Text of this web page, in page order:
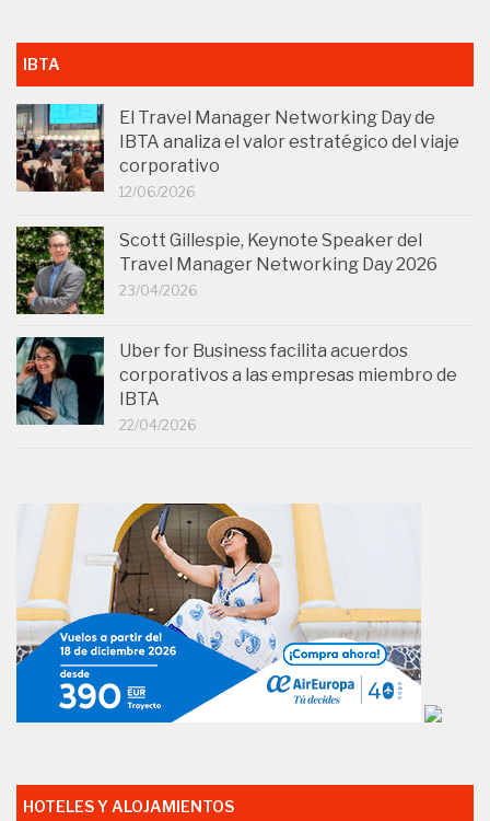
IBTA
El Travel Manager Networking Day de
IBTA analiza el valor estratégico del viaje
corporativo
12/06/2026
Scott Gillespie, Keynote Speaker del
Travel Manager Networking Day 2026
23/04/2026
Uber for Business facilita acuerdos
corporativos a las empresas miembro de
IBTA
22/04/2026
HOTELES Y ALOJAMIENTOS